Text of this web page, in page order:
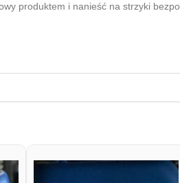
produktem i nanieść na strzyki